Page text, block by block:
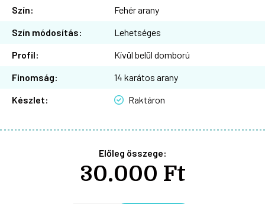
Szín:
Fehér arany
Szín módosítás:
Lehetséges
Profil:
Kívül belül domború
Finomság:
14 karátos arany
Készlet:
Raktáron
Előleg összege:
30.000 Ft